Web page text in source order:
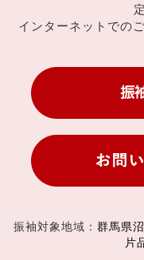
インターネットでの
振袖対象地域： 群馬県
片